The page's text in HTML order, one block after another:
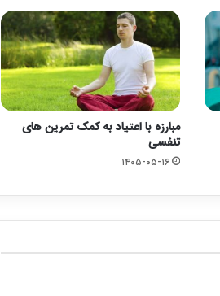
مبارزه با اعتیاد به کمک تمرین های
تنفسی
۱۴۰۵-۰۵-۱۶